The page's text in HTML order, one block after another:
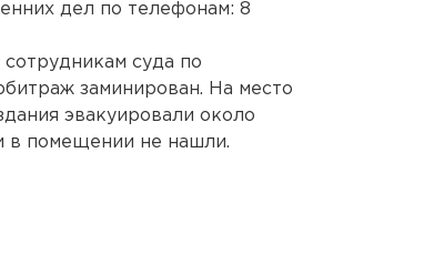
дел по телефонам: 8
суда по
заминирован. На место
эвакуировали около
в помещении не нашли.